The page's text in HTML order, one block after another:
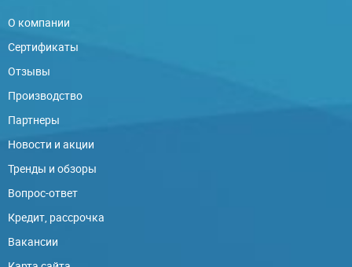
О компании
Сертификаты
Отзывы
Производство
Партнеры
Новости и акции
Тренды и обзоры
Вопрос-ответ
Кредит, рассрочка
Вакансии